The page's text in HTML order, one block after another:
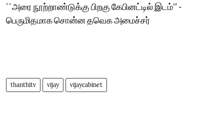
``அரை நூற்றாண்டுக்கு பிறகு கேபினட்டில் இடம்’’ -
பெருமிதமாக சொன்ன தவெக அமைச்சர்
thanthitv vijay vijaycabinet